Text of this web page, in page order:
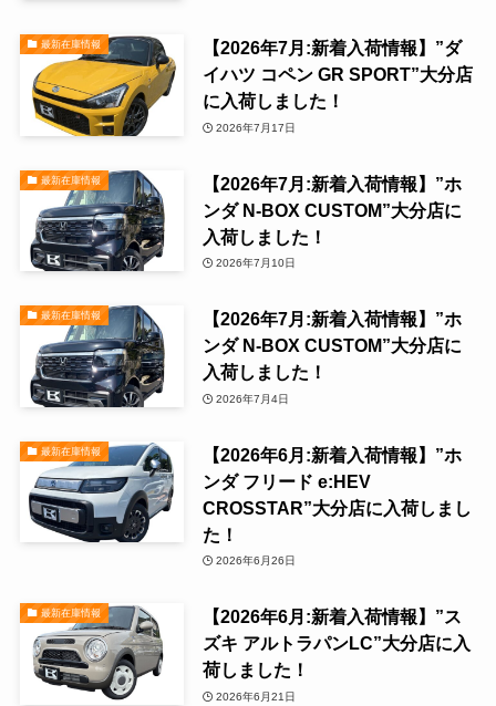
最新在庫情報
【2026年7月:新着入荷情報】”ダ
イハツ コペン GR SPORT”大分店
に入荷しました！
2026年7月17日
最新在庫情報
【2026年7月:新着入荷情報】”ホ
ンダ N-BOX CUSTOM”大分店に
入荷しました！
2026年7月10日
最新在庫情報
【2026年7月:新着入荷情報】”ホ
ンダ N-BOX CUSTOM”大分店に
入荷しました！
2026年7月4日
最新在庫情報
【2026年6月:新着入荷情報】”ホ
ンダ フリード e:HEV
CROSSTAR”大分店に入荷しまし
た！
2026年6月26日
最新在庫情報
【2026年6月:新着入荷情報】”ス
ズキ アルトラパンLC”大分店に入
荷しました！
2026年6月21日